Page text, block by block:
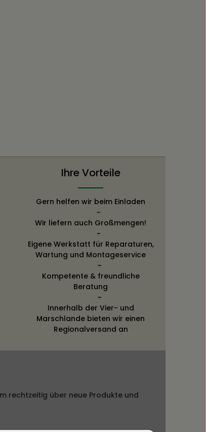
Ihre Vorteile
Gern helfen wir beim Einladen
~
Wir liefern auch Großmengen!
~
Eigene Werkstatt für Reparaturen,
Wartung und Montageservice
~
Kompetente & freundliche
Beratung
~
Innerhalb der Vier- und
Marschlande bieten wir einen
Regionalversand an
rechtzeitig über neue Produkte und